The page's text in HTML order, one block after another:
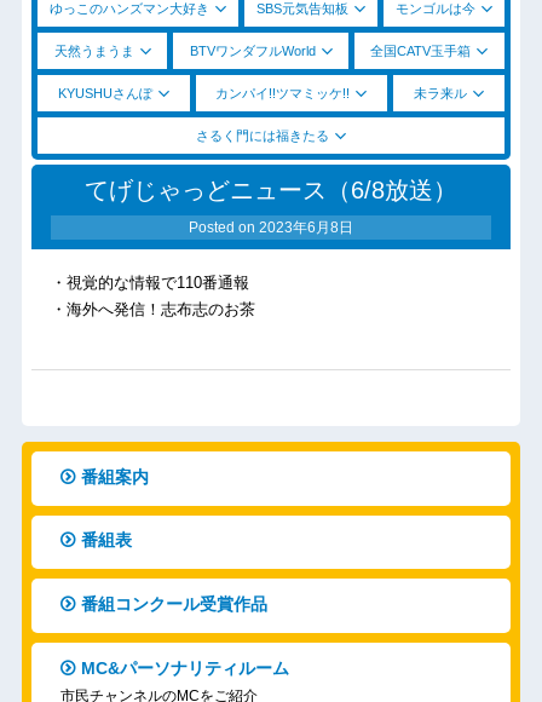
ゆっこのハンズマン大好き SBS元気告知板 モンゴルは今
天然うまうま BTVワンダフルWorld 全国CATV玉手箱
KYUSHUさんぽ カンパイ!!ツマミッケ!! 未ラ来ル
さるく門には福きたる
てげじゃっどニュース（6/8放送）
Posted on 2023年6月8日
・視覚的な情報で110番通報
・海外へ発信！志布志のお茶
番組案内
番組表
番組コンクール受賞作品
MC&パーソナリティルーム
市民チャンネルのMCをご紹介